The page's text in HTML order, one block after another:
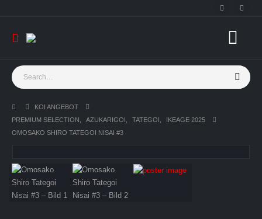
KOI ANGEBOT
PREMIUM SELECTION
AZUKARIGOI TATEGOI
IKEAGE 2025
OMOSAKO SHIRO TATEGOI NISAI #3